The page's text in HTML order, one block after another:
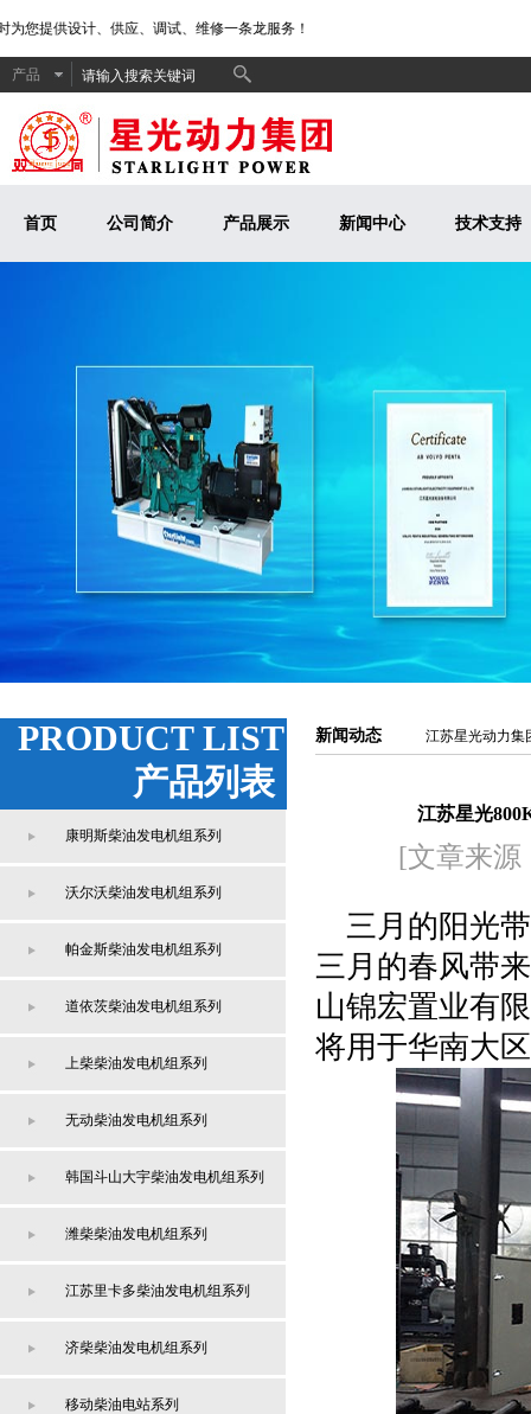
提供设计、供应、调试、维修一条龙服务！
产品
首页 公司简介 产品展示 新闻中心 技术支持
PRODUCT LIST
产品列表
康明斯柴油发电机组系列
沃尔沃柴油发电机组系列
帕金斯柴油发电机组系列
道依茨柴油发电机组系列
上柴柴油发电机组系列
无动柴油发电机组系列
韩国斗山大宇柴油发电机组系列
潍柴柴油发电机组系列
江苏里卡多柴油发电机组系列
济柴柴油发电机组系列
移动柴油电站系列
江苏星光动力集
新闻动态
江苏星光
[文章来源
三月的阳光
三月的春风带
山锦宏置业有
将用于华南大